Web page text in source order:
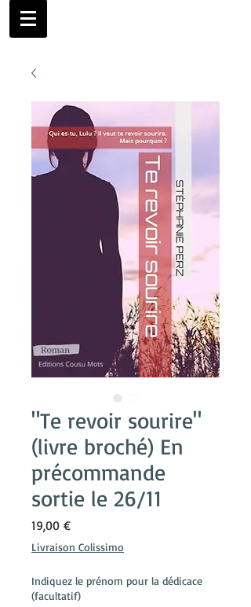
"Te revoir sourire"
(livre broché) En
précommande
sortie le 26/11
19,00 €Prix
Livraison Colissimo
Indiquez le prénom pour la dédicace
(facultatif)